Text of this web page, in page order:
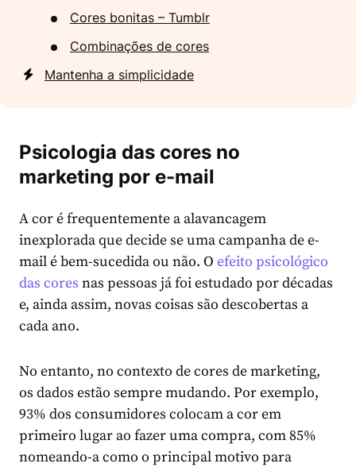
Cores bonitas – Tumblr
Combinações de cores
Mantenha a simplicidade
Psicologia das cores no
marketing por e-mail
A cor é frequentemente a alavancagem
inexplorada que decide se uma campanha de e-
mail é bem-sucedida ou não. O efeito psicológico
das cores nas pessoas já foi estudado por décadas
e, ainda assim, novas coisas são descobertas a
cada ano.
No entanto, no contexto de cores de marketing,
os dados estão sempre mudando. Por exemplo,
93% dos consumidores colocam a cor em
primeiro lugar ao fazer uma compra, com 85%
nomeando-a como o principal motivo para